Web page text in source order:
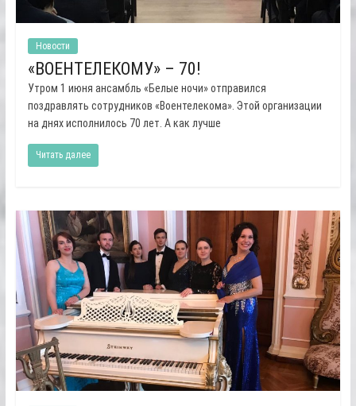
Новости
«ВОЕНТЕЛЕКОМУ» – 70!
Утром 1 июня ансамбль «Белые ночи» отправился
поздравлять сотрудников «Воентелекома». Этой организации
на днях исполнилось 70 лет. А как лучше
Читать далее